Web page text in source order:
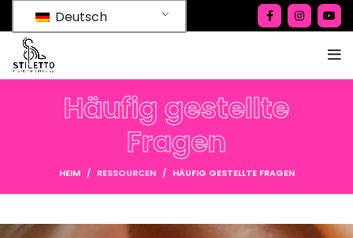
Deutsch
Häufig gestellte
Fragen
HEIM RESSOURCEN HÄUFIG GESTELLTE FRAGEN